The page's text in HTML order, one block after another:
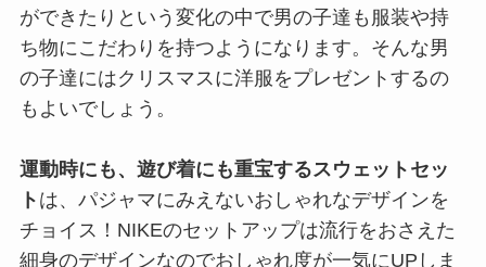
ができたりという変化の中で男の子達も服装や持
ち物にこだわりを持つようになります。そんな男
の子達にはクリスマスに洋服をプレゼントするの
もよいでしょう。
運動時にも、遊び着にも重宝するスウェットセッ
ト は、パジャマにみえないおしゃれなデザインを
チョイス！NIKEのセットアップは流行をおさえた
細身のデザインなのでおしゃれ度が一気にUPしま